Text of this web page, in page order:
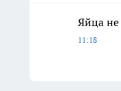
Яйца
11:18